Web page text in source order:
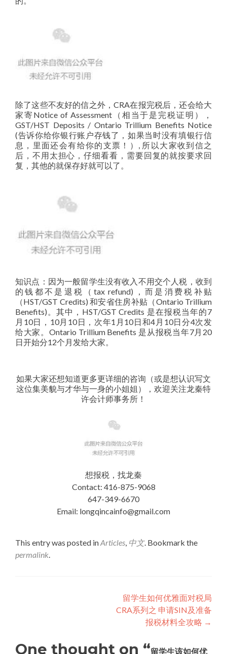
除了这些不友好的信之外，CRA在报完税后，还会给大
家寄Notice of Assessment（相当于是完税证明），
GST/HST Deposits / Ontario Trillium Benefits Notice
(告诉你给你银行账户存钱了，如果当时没有填银行信
息，里面还会有给你的支票！）, 所以大家收到信之
后，不用太担心，仔细看看，需要回复的就按要求回
复，其他的就保存好就可以了。
知识点：因为一般留学生没有收入不用交个人税，收到
的钱都不是退税（tax refund)，而是消费税补贴
（HST/GST Credits) 和安省住房补贴（Ontario Trillium
Benefits)。其中，HST/GST Credits 是在报税当年的7
月10日，10月10日，次年1月10日和4月10日分4次发
给大家。Ontario Trillium Benefits 是从报税当年7月20
日开始分12个月发给大家。
如果大家还想知道更多更详细的咨询（或是想认识写文
这位集美貌与才华与一身的小姐姐），欢迎关注龙秦特
许会计师事务所！
想报税，找龙秦
Contact: 416-875-9068
647-349-6670
Email: longqincainfo@gmail.com
This entry was posted inArticles, 中文. Bookmark the
permalink.
留学生如何优雅面对税局
CRA系列之 申请SIN及准备
报税材料全攻略 →
One thought on “留学生该如何优